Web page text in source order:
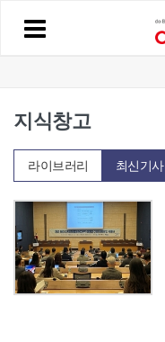
지식창고
라이브러리 최신기사